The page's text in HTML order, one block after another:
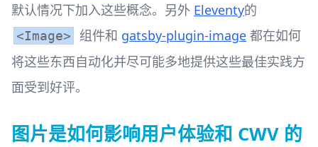
默认情况下加入这些概念。另外 Eleventy的
<Image> 组件和 gatsby-plugin-image 都在如何
将这些东西自动化并尽可能多地提供这些最佳实践方
面受到好评。
图片是如何影响用户体验和 CWV 的